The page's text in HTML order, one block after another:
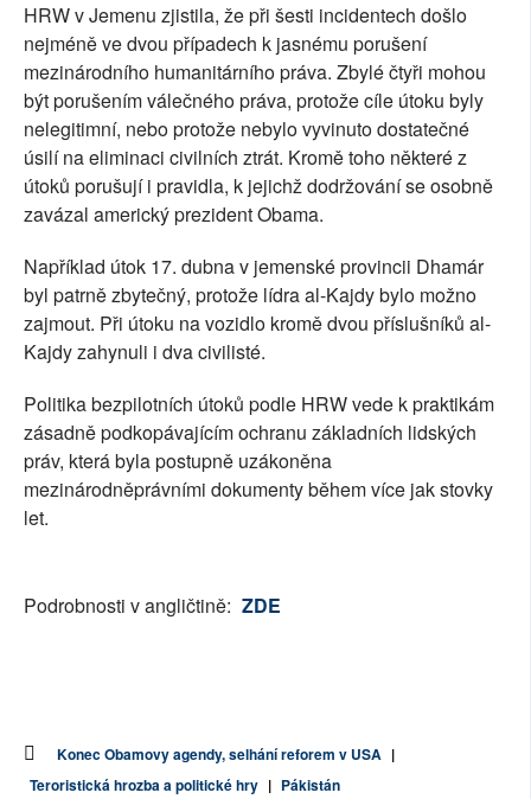
HRW v Jemenu zjistila, že při šesti incidentech došlo
nejméně ve dvou případech k jasnému porušení
mezinárodního humanitárního práva. Zbylé čtyři mohou
být porušením válečného práva, protože cíle útoku byly
nelegitimní, nebo protože nebylo vyvinuto dostatečné
úsilí na eliminaci civilních ztrát. Kromě toho některé z
útoků porušují i pravidla, k jejichž dodržování se osobně
zavázal americký prezident Obama.
Například útok 17. dubna v jemenské provincii Dhamár
byl patrně zbytečný, protože lídra al-Kajdy bylo možno
zajmout. Při útoku na vozidlo kromě dvou příslušníků al-
Kajdy zahynuli i dva civilisté.
Politika bezpilotních útoků podle HRW vede k praktikám
zásadně podkopávajícím ochranu základních lidských
práv, která byla postupně uzákoněna
mezinárodněprávními dokumenty během více jak stovky
let.
Podrobnosti v angličtině: ZDE
Konec Obamovy agendy, selhání reforem v USA |
Teroristická hrozba a politické hry | Pákistán